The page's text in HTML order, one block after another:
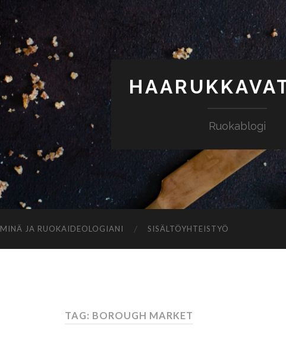
Ruokablogi
MINÄ JA RUOKAIDEOLOGIANI SISÄLTÖYHTEISTYÖ
TAG: BOROUGH MARKET